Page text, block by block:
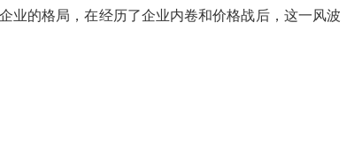
业的格局，在经历了企业内卷和价格战后，这一风波